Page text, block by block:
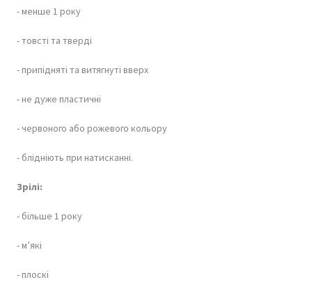
- менше 1 року
- товсті та тверді
- припідняті та витягнуті вверх
- не дуже пластичні
- червоного або рожевого кольору
- блідніють при натисканні.
Зрілі:
- більше 1 року
- м’які
- плоскі